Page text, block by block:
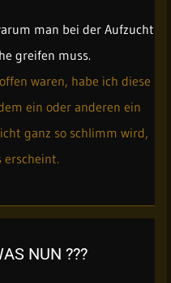
man bei der Aufzucht
greifen muss.
waren, habe ich diese
ein oder anderen ein
ganz so schlimm wird,
erscheint.
NUN ???